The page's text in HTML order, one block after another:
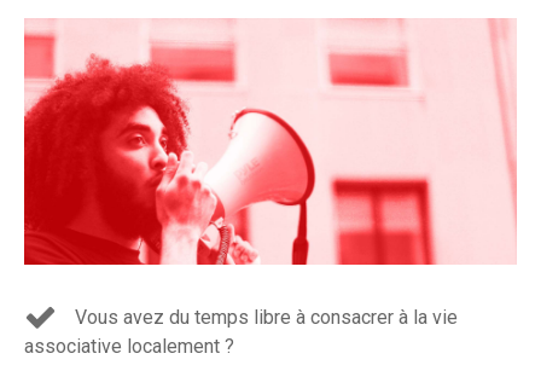
Vous avez du temps libre à consacrer à la vie
associative localement ?